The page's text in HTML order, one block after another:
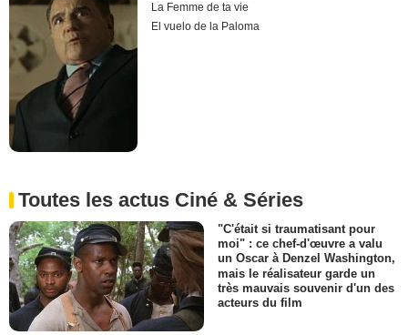
La Femme de ta vie
El vuelo de la Paloma
Toutes les actus Ciné & Séries
"C'était si traumatisant pour
moi" : ce chef-d'œuvre a valu
un Oscar à Denzel Washington,
mais le réalisateur garde un
très mauvais souvenir d'un des
acteurs du film